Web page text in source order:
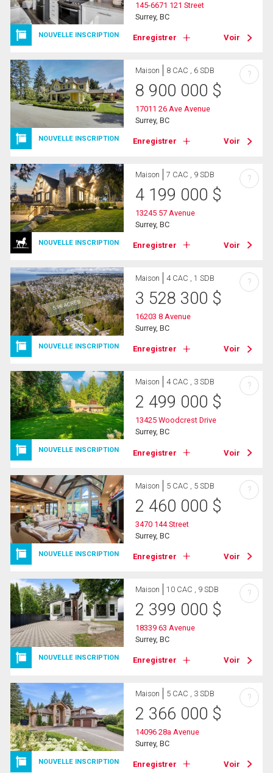
NOUVELLE INSCRIPTION
145-6671 121 Street
Surrey, BC
Enregistrer Voir
NOUVELLE INSCRIPTION
Maison 8 CAC , 6 SDB
8 900 000 $
17011 26 Ave Avenue
Surrey, BC
Enregistrer Voir
?
NOUVELLE INSCRIPTION
Maison 7 CAC , 9 SDB
4 199 000 $
13245 57 Avenue
Surrey, BC
Enregistrer Voir
?
NOUVELLE INSCRIPTION
Maison 4 CAC , 1 SDB
3 528 300 $
16203 8 Avenue
Surrey, BC
Enregistrer Voir
?
NOUVELLE INSCRIPTION
Maison 4 CAC , 3 SDB
2 499 000 $
13425 Woodcrest Drive
Surrey, BC
Enregistrer Voir
?
NOUVELLE INSCRIPTION
Maison 5 CAC , 5 SDB
2 460 000 $
3470 144 Street
Surrey, BC
Enregistrer Voir
?
NOUVELLE INSCRIPTION
Maison 10 CAC , 9 SDB
2 399 000 $
18339 63 Avenue
Surrey, BC
Enregistrer Voir
?
NOUVELLE INSCRIPTION
Maison 5 CAC , 3 SDB
2 366 000 $
14096 28a Avenue
Surrey, BC
Enregistrer Voir
?